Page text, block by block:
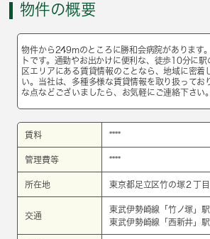
物件の概要
物件から249mのところに勝和会病院があります
トです。通勤やお出かけに便利な、徒歩10分に駅
区エリアにある賃貸情報のことなら、地域に密着
い。当社は、多種多様な賃貸情報を取り扱ってお
な点などございましたら、お気軽にご連絡下さい。
賃料 ****
管理費等 ****
所在地 東京都足立区竹の塚２丁
交通
東武伊勢崎線 「 竹ノ塚 」
東武伊勢崎線 「 西新井 」